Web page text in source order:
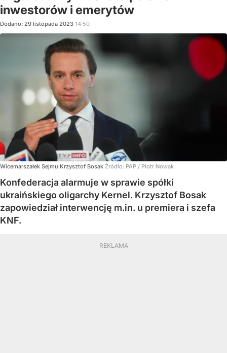
inwestorów i emerytów
Dodano: 29 listopada 2023 14:50
Wicemarszałek Sejmu Krzysztof Bosak Źródło: PAP / Piotr Nowak
Konfederacja alarmuje w sprawie spółki
ukraińskiego oligarchy Kernel. Krzysztof Bosak
zapowiedział interwencję m.in. u premiera i szefa
KNF.